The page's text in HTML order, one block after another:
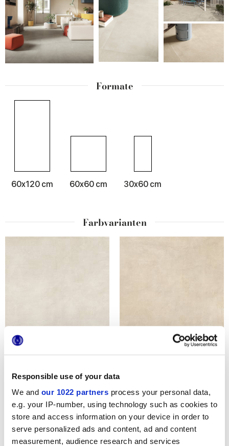
Responsible use of your data
We and our 1022 partners process your personal data,
e.g. your IP-number, using technology such as cookies to
store and access information on your device in order to
serve personalized ads and content, ad and content
measurement, audience research and services
Formate
60x120 cm 60x60 cm 30x60 cm
Farbvarianten
LOGOS BEIGE